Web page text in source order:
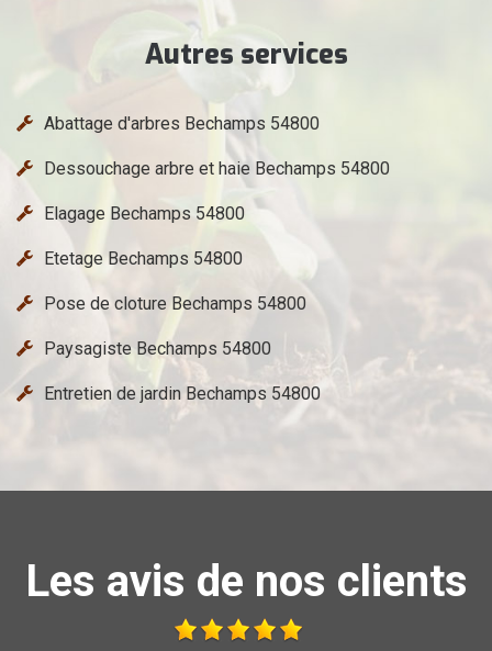
Autres services
Abattage d'arbres Bechamps 54800
Dessouchage arbre et haie Bechamps 54800
Elagage Bechamps 54800
Etetage Bechamps 54800
Pose de cloture Bechamps 54800
Paysagiste Bechamps 54800
Entretien de jardin Bechamps 54800
Les avis de nos clients